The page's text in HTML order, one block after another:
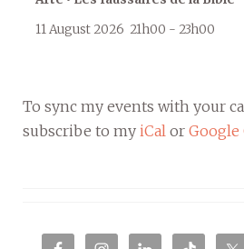
11 August 2026 21h00 - 23h00
To sync my events with your
subscribe to my iCal or Google